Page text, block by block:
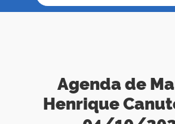
Agenda de
Henrique